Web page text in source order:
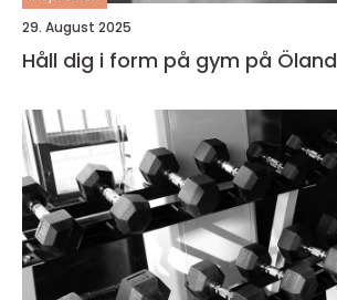
29. August 2025
Håll dig i form på gym på Öland